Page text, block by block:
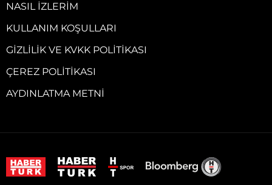
NASIL İZLERIM
KULLANIM KOŞULLARI
GIZLILIK VE KVKK POLITIKASI
ÇEREZ POLITIKASI
AYDINLATMA METNI